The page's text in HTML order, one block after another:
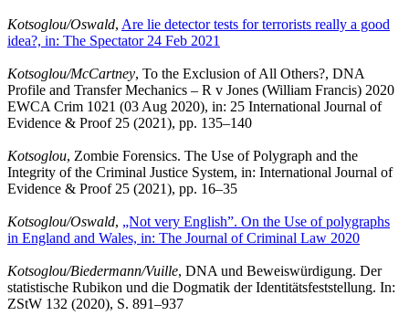
Kotsoglou/Oswald, Are lie detector tests for terrorists really a good
idea?, in: The Spectator 24 Feb 2021
Kotsoglou/McCartney, To the Exclusion of All Others?, DNA
Profile and Transfer Mechanics – R v Jones (William Francis) 2020
EWCA Crim 1021 (03 Aug 2020), in: 25 International Journal of
Evidence & Proof 25 (2021), pp. 135–140
Kotsoglou, Zombie Forensics. The Use of Polygraph and the
Integrity of the Criminal Justice System, in: International Journal of
Evidence & Proof 25 (2021), pp. 16–35
Kotsoglou/Oswald, „Not very English”. On the Use of polygraphs
in England and Wales, in: The Journal of Criminal Law 2020
Kotsoglou/Biedermann/Vuille, DNA und Beweiswürdigung. Der
statistische Rubikon und die Dogmatik der Identitätsfeststellung. In:
ZStW 132 (2020), S. 891–937